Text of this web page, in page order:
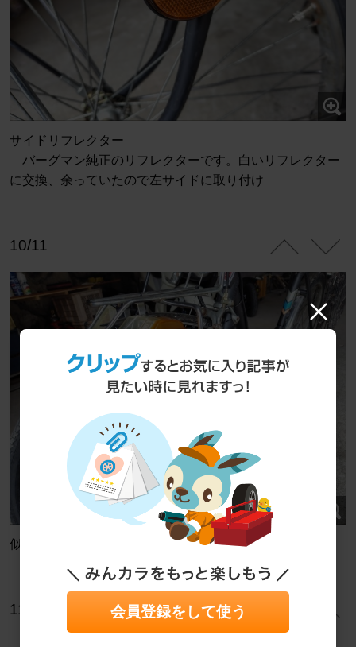
サイドリフレクター
バーグマン純正のリフレクターです。白いリフレクター
に交換、余っていたので左サイドに取り付け
10/11
似合っています！
11/11 会員登録をして使う